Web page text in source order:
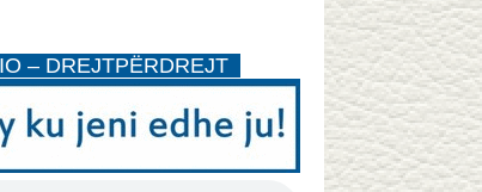
– DREJTPËRDREJT